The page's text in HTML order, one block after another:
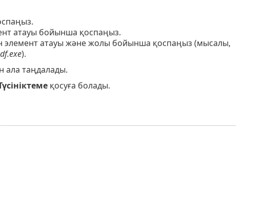
атауы бойынша қоспаңыз.
атауы және жолы бойынша қоспаңыз (мысалы,
).
ала таңдалады.
қосуға болады.